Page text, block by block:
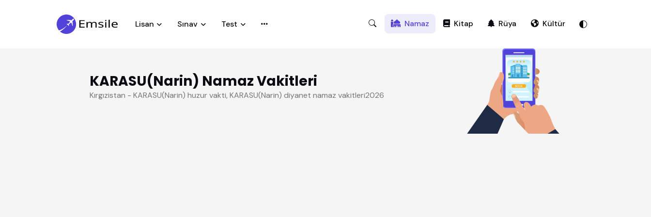
Lisan Sınav Test Namaz Kitap Rüya Kültür
KARASU(Narin) Namaz Vakitleri
Kırgızistan - KARASU(Narin) huzur vakti, KARASU(Narin) diyanet namaz vakitleri2026